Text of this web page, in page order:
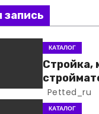
запись
КАТАЛОГ
Стройка,
Petted_ru
КАТАЛОГ